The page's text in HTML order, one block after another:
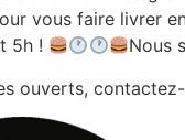
vous faire livrer
5h !
Nous
ouverts,